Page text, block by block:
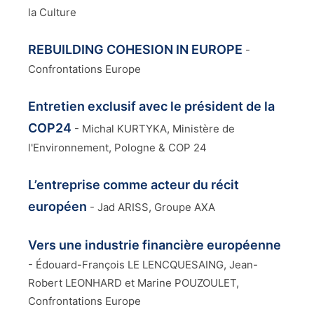
la Culture
REBUILDING COHESION IN EUROPE -
Confrontations Europe
Entretien exclusif avec le président de la
COP24 - Michal KURTYKA, Ministère de
l'Environnement, Pologne & COP 24
L’entreprise comme acteur du récit
européen - Jad ARISS, Groupe AXA
Vers une industrie financière européenne
- Édouard-François LE LENCQUESAING, Jean-
Robert LEONHARD et Marine POUZOULET,
Confrontations Europe